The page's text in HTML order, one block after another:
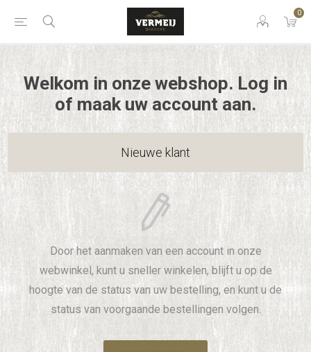
0
Welkom in onze webshop. Log in
of maak uw account aan.
Nieuwe klant
Door het aanmaken van een account in onze
webwinkel, kunt u sneller winkelen, blijft u op de
hoogte van de status van uw bestelling, en kunt u de
status van voorgaande bestellingen volgen.